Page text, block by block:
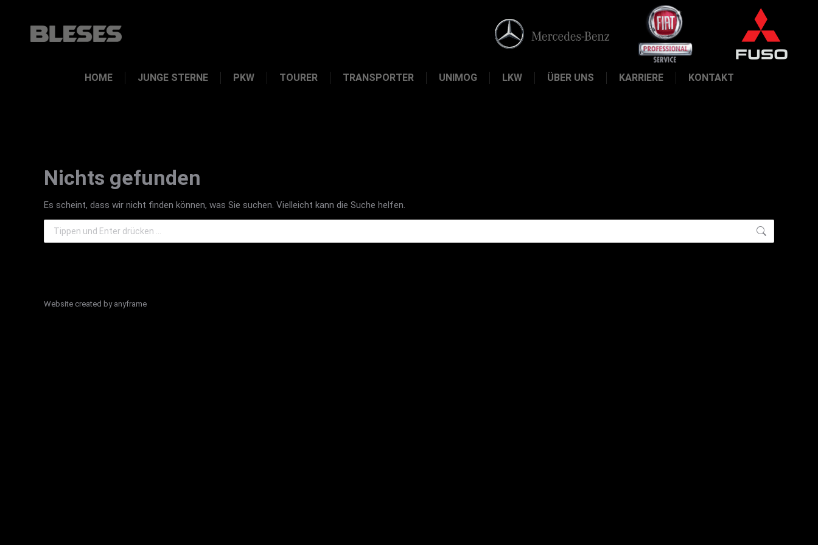
HOME JUNGE STERNE PKW TOURER TRANSPORTER UNIMOG LKW ÜBER UNS KARRIERE KONTAKT
Nichts gefunden
Es scheint, dass wir nicht finden können, was Sie suchen. Vielleicht kann die Suche helfen.
Search:
Website created by anyframe